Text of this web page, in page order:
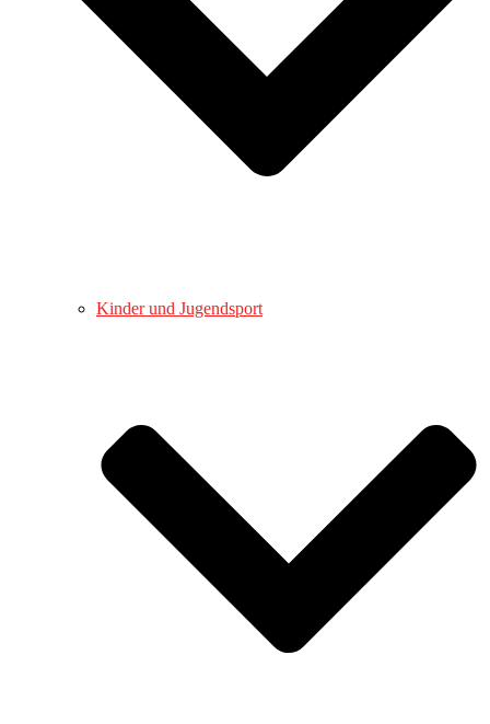
Kinder und Jugendsport